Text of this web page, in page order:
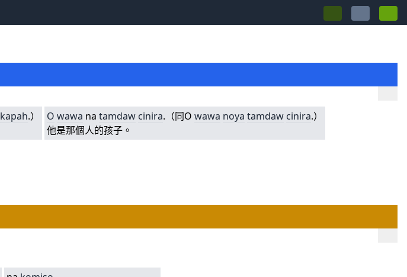
kapah.）
O wawa na tamdaw cinira.（同O wawa noya tamdaw cinira.）
他是那個人的孩子。